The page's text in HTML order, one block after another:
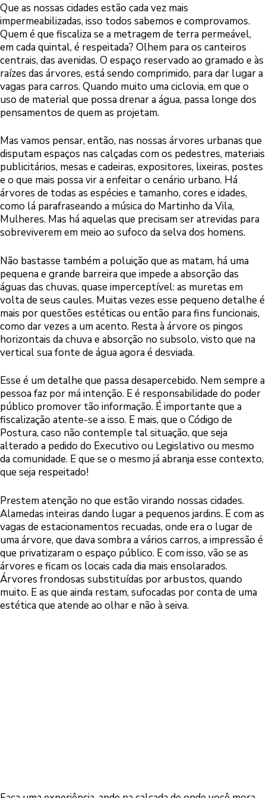
Que as nossas cidades estão cada vez mais
impermeabilizadas, isso todos sabemos e comprovamos.
Quem é que fiscaliza se a metragem de terra permeável,
em cada quintal, é respeitada? Olhem para os canteiros
centrais, das avenidas. O espaço reservado ao gramado e às
raízes das árvores, está sendo comprimido, para dar lugar a
vagas para carros. Quando muito uma ciclovia, em que o
uso de material que possa drenar a água, passa longe dos
pensamentos de quem as projetam.
Mas vamos pensar, então, nas nossas árvores urbanas que
disputam espaços nas calçadas com os pedestres, materiais
publicitários, mesas e cadeiras, expositores, lixeiras, postes
e o que mais possa vir a enfeitar o cenário urbano. Há
árvores de todas as espécies e tamanho, cores e idades,
como lá parafraseando a música do Martinho da Vila,
Mulheres. Mas há aquelas que precisam ser atrevidas para
sobreviverem em meio ao sufoco da selva dos homens.
Não bastasse também a poluição que as matam, há uma
pequena e grande barreira que impede a absorção das
águas das chuvas, quase imperceptível: as muretas em
volta de seus caules. Muitas vezes esse pequeno detalhe é
mais por questões estéticas ou então para fins funcionais,
como dar vezes a um acento. Resta à árvore os pingos
horizontais da chuva e absorção no subsolo, visto que na
vertical sua fonte de água agora é desviada.
Esse é um detalhe que passa desapercebido. Nem sempre a
pessoa faz por má intenção. E é responsabilidade do poder
público promover tão informação. É importante que a
fiscalização atente-se a isso. E mais, que o Código de
Postura, caso não contemple tal situação, que seja
alterado a pedido do Executivo ou Legislativo ou mesmo
da comunidade. E que se o mesmo já abranja esse contexto,
que seja respeitado!
Prestem atenção no que estão virando nossas cidades.
Alamedas inteiras dando lugar a pequenos jardins. E com as
vagas de estacionamentos recuadas, onde era o lugar de
uma árvore, que dava sombra a vários carros, a impressão é
que privatizaram o espaço público. E com isso, vão se as
árvores e ficam os locais cada dia mais ensolarados.
Árvores frondosas substituídas por arbustos, quando
muito. E as que ainda restam, sufocadas por conta de uma
estética que atende ao olhar e não à seiva.